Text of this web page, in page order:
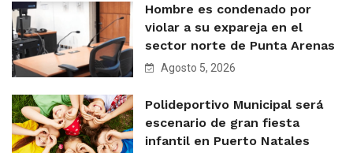
Hombre es condenado por
violar a su expareja en el
sector norte de Punta Arenas
Agosto 5, 2026
Polideportivo Municipal será
escenario de gran fiesta
infantil en Puerto Natales